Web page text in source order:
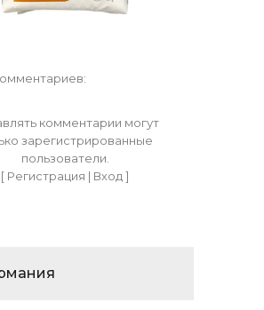
:
комментарии могут
зарегистрированные
пользователи.
[ Регистрация | Вход]